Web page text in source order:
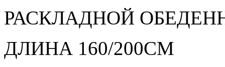
РАСКЛАДНОЙ
ДЛИНА 160/200СМ